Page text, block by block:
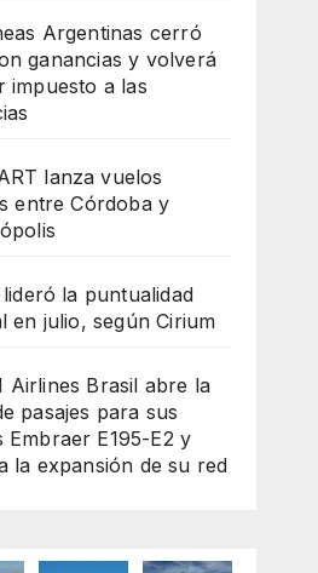
Argentinas cerró
ganancias y volverá
impuesto a las
lanza vuelos
entre Córdoba y
lideró la puntualidad
en julio, según Cirium
Airlines Brasil abre la
pasajes para sus
Embraer E195-E2 y
la expansión de su red